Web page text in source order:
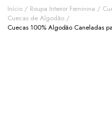
Início Roupa Interior Feminina
Cuecas de Algodão
Cuecas 100% Algodão Caneladas